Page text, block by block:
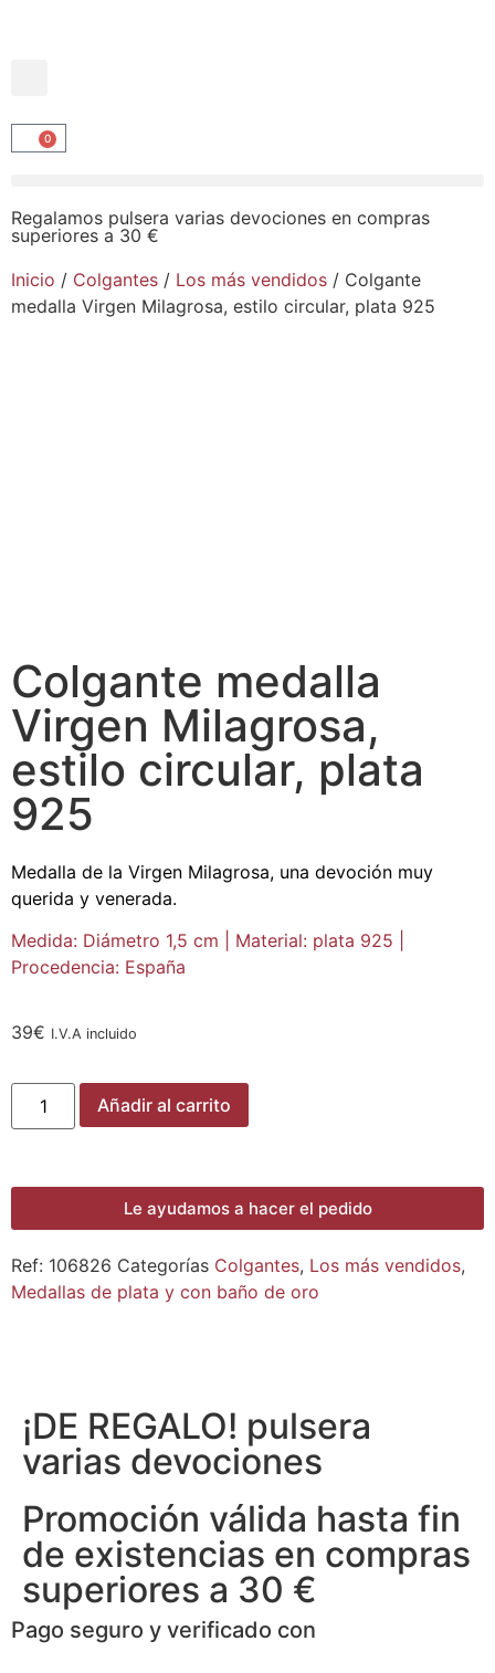
0
Regalamos pulsera varias devociones en compras
superiores a 30 €
Inicio / Colgantes / Los más vendidos / Colgante
medalla Virgen Milagrosa, estilo circular, plata 925
Colgante medalla
Virgen Milagrosa,
estilo circular, plata
925
Medalla de la Virgen Milagrosa, una devoción muy
querida y venerada.
Medida: Diámetro 1,5 cm | Material: plata 925 |
Procedencia: España
39€ I.V.A incluido
Añadir al carrito
Le ayudamos a hacer el pedido
Ref: 106826 Categorías Colgantes, Los más vendidos,
Medallas de plata y con baño de oro
¡DE REGALO! pulsera
varias devociones
Promoción válida hasta fin
de existencias en compras
superiores a 30 €
Pago seguro y verificado con